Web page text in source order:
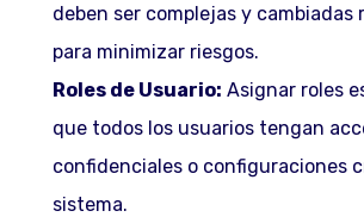
deben ser complejas y cambiadas
para minimizar riesgos.
Roles de Usuario: Asignar roles
que todos los usuarios tengan
confidenciales o configuraciones
sistema.